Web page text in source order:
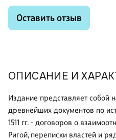
ОПИСАНИЕ И
Издание представляет собой
древнейших документов по
1511 гг. - договоров о
Ригой, переписки властей и
Оставить отзыв